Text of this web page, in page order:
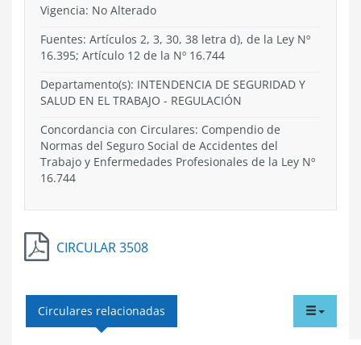
Vigencia: No Alterado
Fuentes: Artículos 2, 3, 30, 38 letra d), de la Ley Nº
16.395; Artículo 12 de la Nº 16.744
Departamento(s): INTENDENCIA DE SEGURIDAD Y
SALUD EN EL TRABAJO - REGULACIÓN
Concordancia con Circulares: Compendio de
Normas del Seguro Social de Accidentes del
Trabajo y Enfermedades Profesionales de la Ley Nº
16.744
CIRCULAR 3508
menu
Circulares relacionadas